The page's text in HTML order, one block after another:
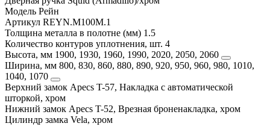
Модель Рейн
Артикул REYN.M100M.1
Толщина металла в полотне (мм) 1.5
Количество контуров уплотнения, шт. 4
Высота, мм 1900, 1930, 1960, 1990, 2020, 2050, 2060
Ширина, мм 800, 830, 860, 880, 890, 920, 950, 960, 980, 1010,
1040, 1070
Верхний замок Apecs T-57, Накладка с автоматической
шторкой, хром
Нижний замок Apecs T-52, Врезная броненакладка, хром
Цилиндр замка Vela, хром